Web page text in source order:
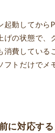
起動してか
げの状態で、
消費している
フトだけでメ
に対応す